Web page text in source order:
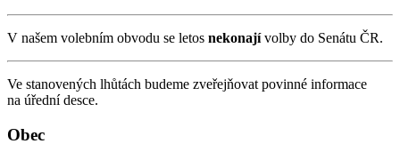
V našem volebním obvodu se letos nekonajívolby do Senátu ČR.
Ve stanovených lhůtách budeme zveřejňovat povinné informace
na úřední desce.
Obec